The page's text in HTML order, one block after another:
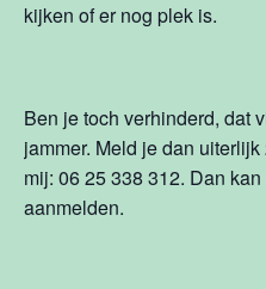
kijken of er nog plek is.
Ben je toch verhinderd, dat
jammer. Meld je dan
mij: 06 25 338 312. Dan
aanmelden.